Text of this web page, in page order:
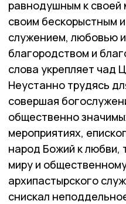
равнодушным к своей
своим бескорыстным
служением, любовью
благородством и
слова укрепляет чад
Неустанно трудясь
совершая
общественно
мероприятиях,
народ Божий к любви,
миру и
архипастырского
снискал